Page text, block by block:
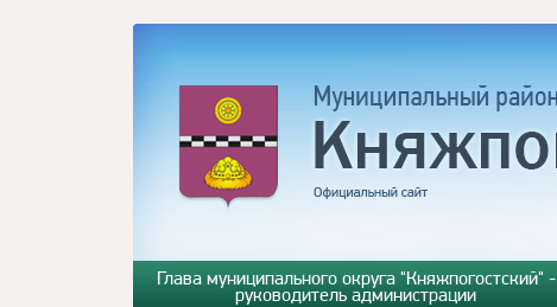
Глава муниципального округа "Княжпогостский" -
руководитель администрации